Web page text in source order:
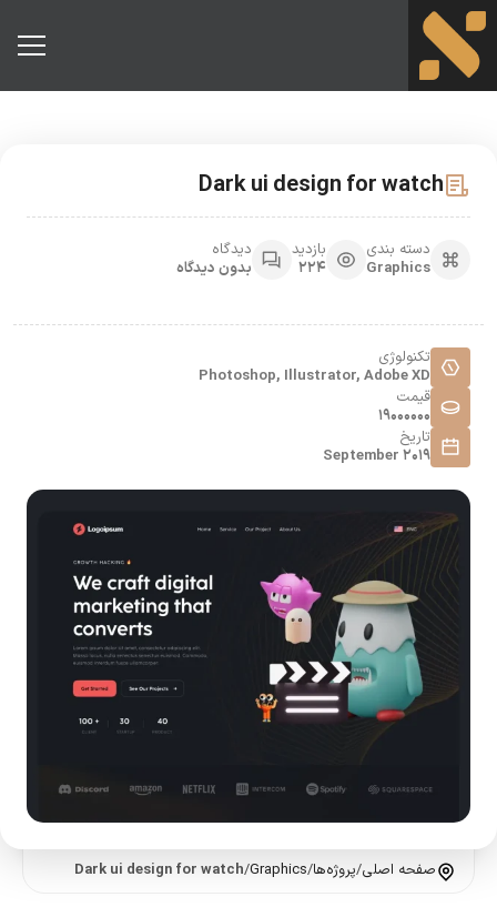
Dark ui design for watch
دسته بندی
Graphics
بازدید
224
دیدگاه
بدون دیدگاه
تکنولوژی
Photoshop, Illustrator, Adobe XD
قیمت
19000000
تاریخ
September 2019
صفحه اصلی/پروژه‌ها/
Graphics
/
Dark ui design for watch